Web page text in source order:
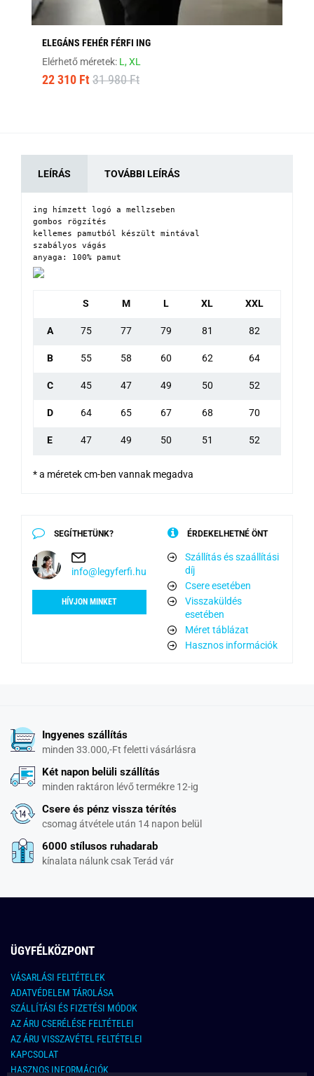
ELEGÁNS FEHÉR FÉRFI ING
Elérhető méretek: L,XL
22 310 Ft 31 980 Ft
LEÍRÁS TOVÁBBI LEÍRÁS
ing hímzett logó a mellzseben
gombos rögzítés
kellemes pamutból készült mintával
szabályos vágás
anyaga: 100% pamut
S M L XL XXL
A 75 77 79 81 82
B 55 58 60 62 64
C 45 47 49 50 52
D 64 65 67 68 70
E 47 49 50 51 52
* a méretek cm-ben vannak megadva
SEGÍTHETÜNK?
info@legyferfi.hu
HÍVJON MINKET
ÉRDEKELHETNÉ ÖNT
Szállítás és szaállítási
díj
Csere esetében
Visszaküldés
esetében
Méret táblázat
Hasznos információk
Ingyenes szállítás
minden 33.000,-Ft feletti vásárlásra
Két napon belüli szállítás
minden raktáron lévő termékre 12-ig
Csere és pénz vissza térítés
csomag átvétele után 14 napon belül
6000 stílusos ruhadarab
kínalata nálunk csak Terád vár
ÜGYFÉLKÖZPONT
VÁSARLÁSI FELTÉTELEK
ADATVÉDELEM TÁROLÁSA
SZÁLLÍTÁSI ÉS FIZETÉSI MÓDOK
AZ ÁRU CSERÉLÉSE FELTÉTELEI
AZ ÁRU VISSZAVÉTEL FELTÉTELEI
KAPCSOLAT
HASZNOS INFORMÁCIÓK